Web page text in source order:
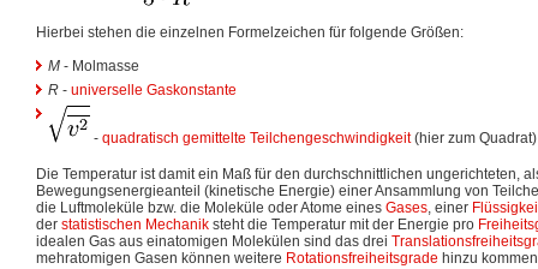
Hierbei stehen die einzelnen Formelzeichen für folgende Größen:
M - Molmasse
R - universelle Gaskonstante
- quadratisch gemittelte Teilchengeschwindigkeit(hier zum Quadrat)
Die Temperatur ist damit ein Maß für den durchschnittlichen ungerichteten,
Bewegungsenergieanteil (kinetische Energie) einer Ansammlung von
die Luftmoleküle bzw. die Moleküle oder Atome eines Gases, einer
der statistischen Mechanik steht die Temperatur mit der Energie pro
idealen Gas aus einatomigen Molekülen sind das drei
mehratomigen Gasen können weitere Rotationsfreiheitsgrade hinzu